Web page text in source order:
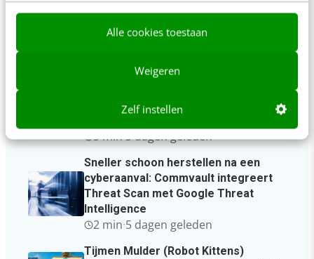
Alle cookies toestaan
Weigeren
Zelf instellen
Laatste berichten
RefugeeWork en Greenberry
matchingplatform voor nieuwkomers
3 min·3 dagen geleden
Sneller schoon herstellen na een
cyberaanval: Commvault integreert
Threat Scan met Google Threat
Intelligence
2 min·5 dagen geleden
Tijmen Mulder (Robot Kittens)